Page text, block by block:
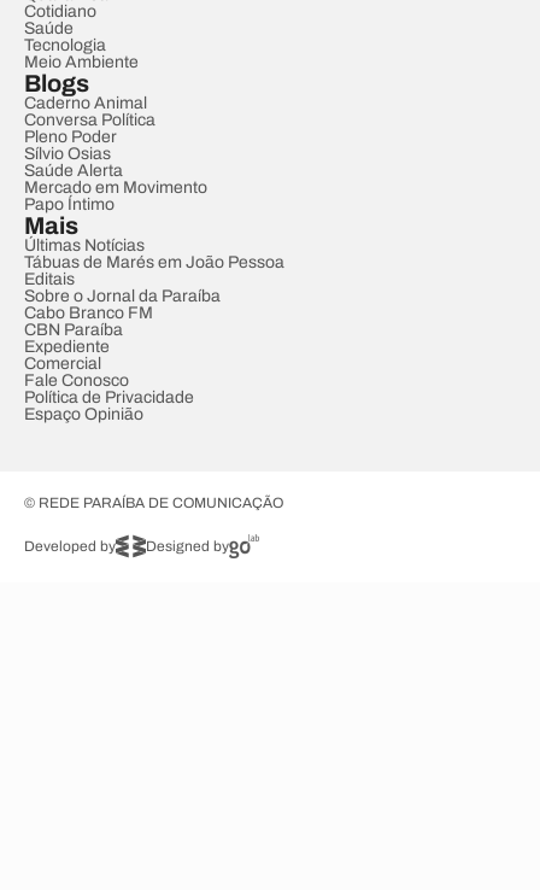
Cotidiano
Saúde
Tecnologia
Meio Ambiente
Blogs
Caderno Animal
Conversa Política
Pleno Poder
Sílvio Osias
Saúde Alerta
Mercado em Movimento
Papo Íntimo
Mais
Últimas Notícias
Tábuas de Marés em João Pessoa
Editais
Sobre o Jornal da Paraíba
Cabo Branco FM
CBN Paraíba
Expediente
Comercial
Fale Conosco
Política de Privacidade
Espaço Opinião
© REDE PARAÍBA DE COMUNICAÇÃO
Developed by Designed by